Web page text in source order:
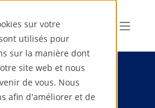
sur votre
utilisés pour
sur la manière dont
site web et nous
de vous. Nous
afin d'améliorer et de